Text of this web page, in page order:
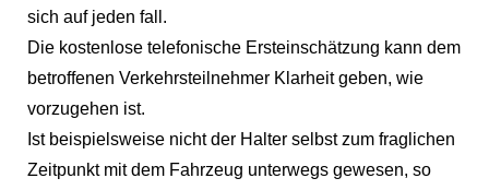
sich auf jeden fall.
Die kostenlose telefonische Ersteinschätzung kann dem
betroffenen Verkehrsteilnehmer Klarheit geben, wie
vorzugehen ist.
Ist beispielsweise nicht der Halter selbst zum fraglichen
Zeitpunkt mit dem Fahrzeug unterwegs gewesen, so